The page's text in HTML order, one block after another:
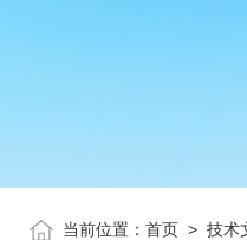
当前位置： 首页 > 技术